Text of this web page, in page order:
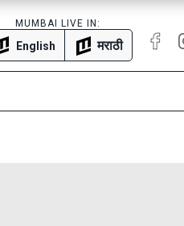
MUMBAI LIVE IN:
English मराठी